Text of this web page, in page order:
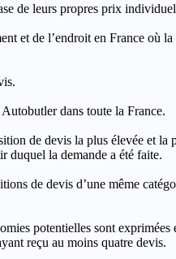
de leurs propres prix
et de l’endroit en France où
dans toute la France.
de devis la plus élevée et la
duquel la demande a été faite.
de devis d’une même
potentielles sont exprimées
reçu au moins quatre devis.